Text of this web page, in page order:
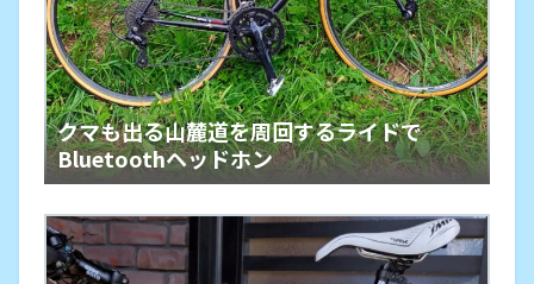
クマも出る山麓道を周回するライドで
Bluetoothヘッドホン